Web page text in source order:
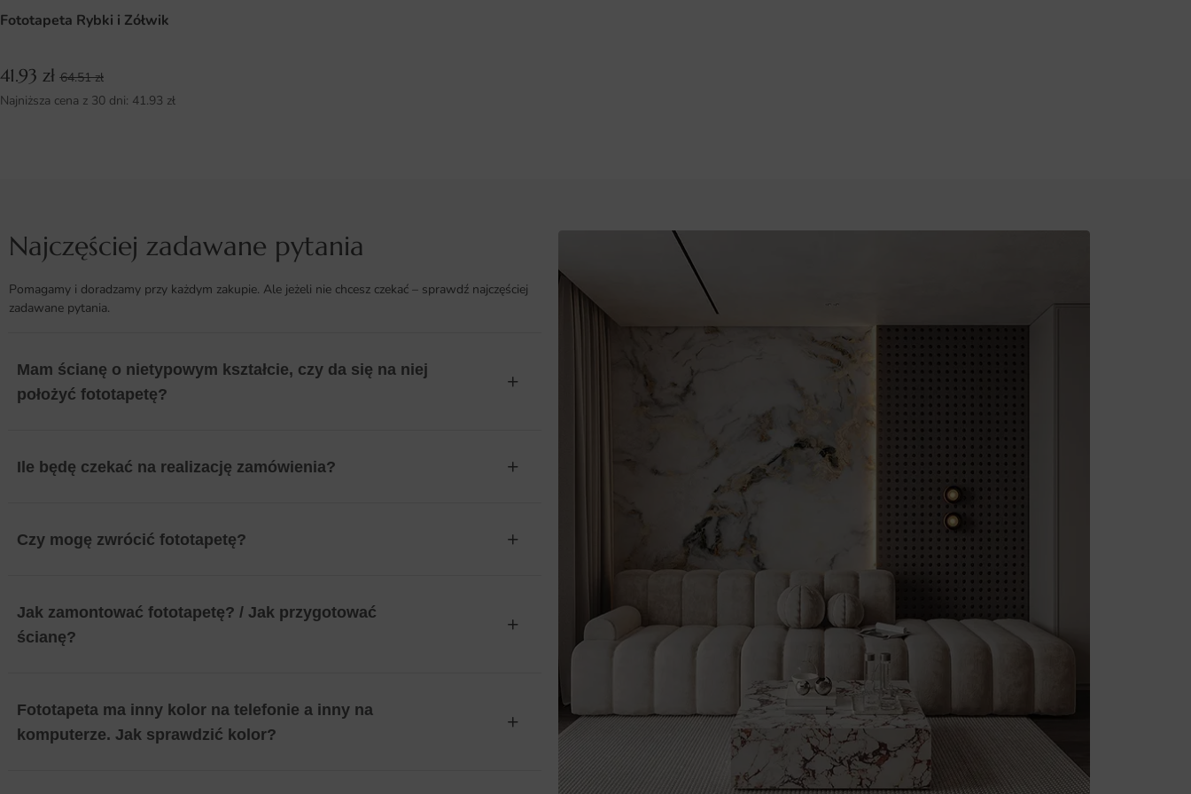
Fototapeta Rybki i Zółwik
41.93 zł 64.51zł
Najniższa cena z 30 dni: 41.93 zł
Najczęściej zadawane pytania
Pomagamy i doradzamy przy każdym zakupie. Ale jeżeli nie chcesz czekać – sprawdź najczęściej
zadawane pytania.
Mam ścianę o nietypowym kształcie, czy da się na niej
położyć fototapetę?
Ile będę czekać na realizację zamówienia?
Czy mogę zwrócić fototapetę?
Jak zamontować fototapetę? / Jak przygotować
ścianę?
Fototapeta ma inny kolor na telefonie a inny na
komputerze. Jak sprawdzić kolor?